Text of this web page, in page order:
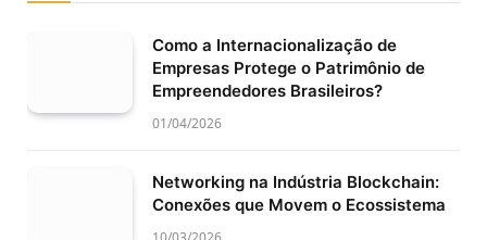
Como a Internacionalização de
Empresas Protege o Patrimônio de
Empreendedores Brasileiros?
01/04/2026
Networking na Indústria Blockchain:
Conexões que Movem o Ecossistema